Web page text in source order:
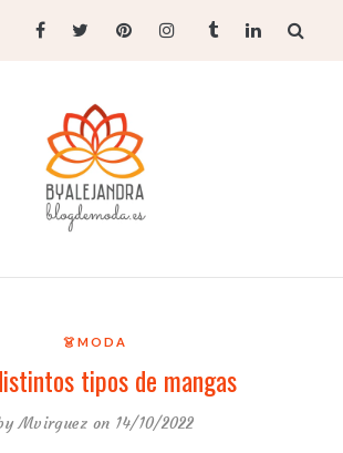
👗MODA
tipos de mangas
Mvirguez on 14/10/2022